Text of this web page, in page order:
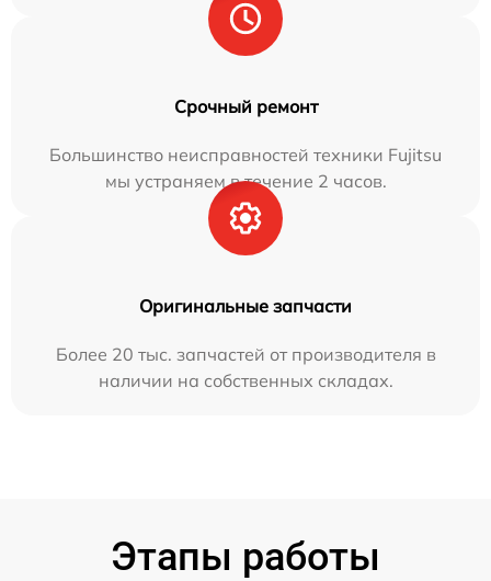
Срочный ремонт
Большинство неисправностей техники Fujitsu
мы устраняем в течение 2 часов.
Оригинальные запчасти
Более 20 тыс. запчастей от производителя в
наличии на собственных складах.
Этапы работы